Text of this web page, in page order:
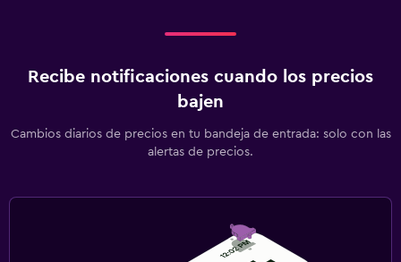
Recibe notificaciones cuando los precios
bajen
Cambios diarios de precios en tu bandeja de entrada: solo con las
alertas de precios.